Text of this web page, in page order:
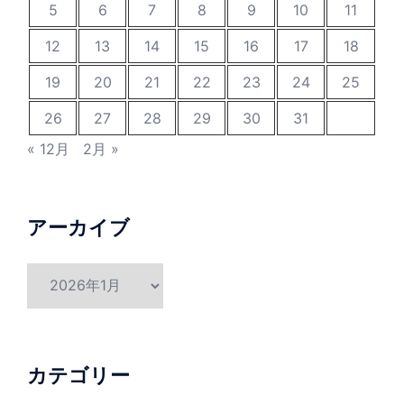
5
6 7 8 9 10
11
12
13 14 15 16 17
18
19
20 21 22 23 24
25
26
27 28 29 30
31
« 12月
2月 »
アーカイブ
ブ
カテゴリー